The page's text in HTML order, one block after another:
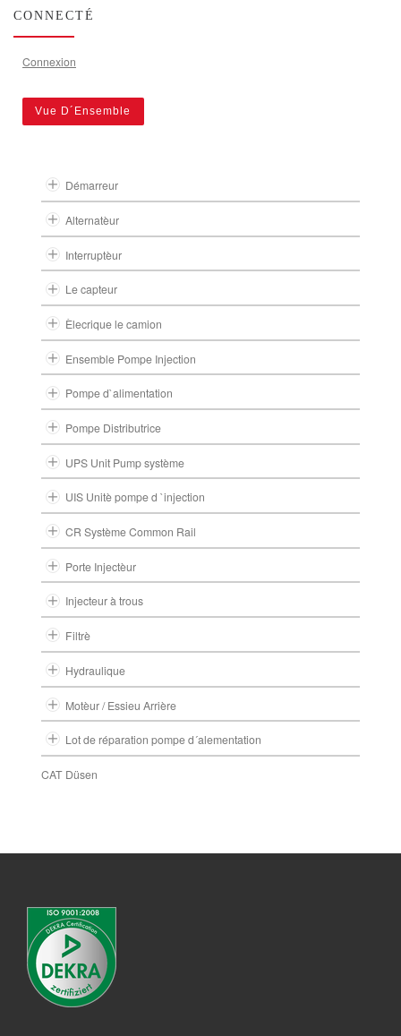
CONNECTÉ
Connexion
Vue D´Ensemble
Démarreur
Alternatèur
Interruptèur
Le capteur
Èlecrique le camion
Ensemble Pompe Injection
Pompe d`alimentation
Pompe Distributrice
UPS Unit Pump système
UIS Unitè pompe d `injection
CR Système Common Rail
Porte Injectèur
Injecteur à trous
Filtrè
Hydraulique
Motèur / Essieu Arrière
Lot de réparation pompe d´alementation
CAT Düsen